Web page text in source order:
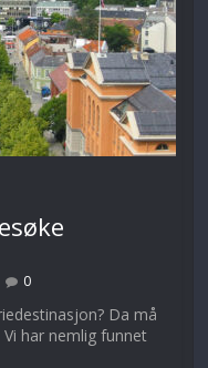
0
Da må
har nemlig funnet